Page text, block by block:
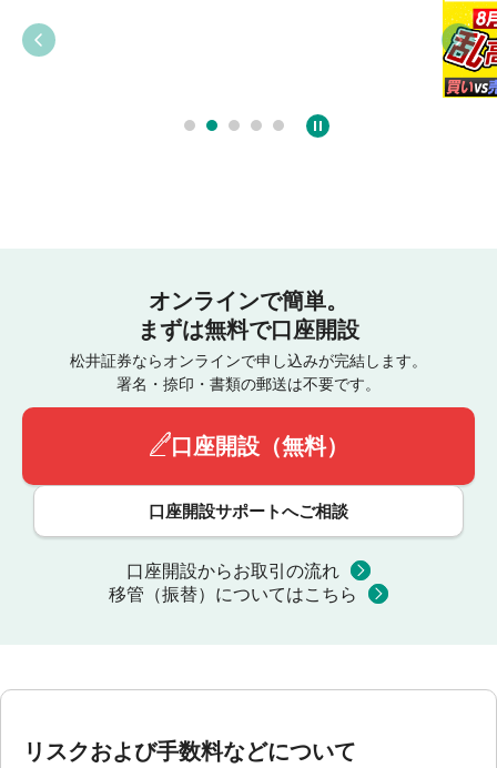
オンラインで簡単。
まずは無料で口座開設
松井証券ならオンラインで申し込みが完結します。
署名・捺印・書類の郵送は不要です。
口座開設（無料）
口座開設サポートへご相談
口座開設からお取引の流れ
移管（振替）についてはこちら
リスクおよび手数料などについて